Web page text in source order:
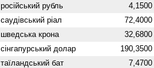
російський рубль 4,1500
саудівський ріал 72,4000
шведська крона 32,6800
сінгапурський долар 190,3500
таїландський бат 7,4700